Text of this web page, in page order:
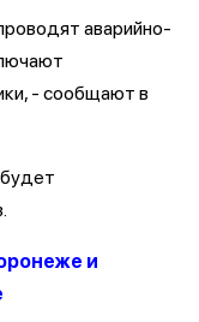
аварийно-
- сообщают в
и